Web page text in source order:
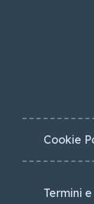
Cookie
Termini